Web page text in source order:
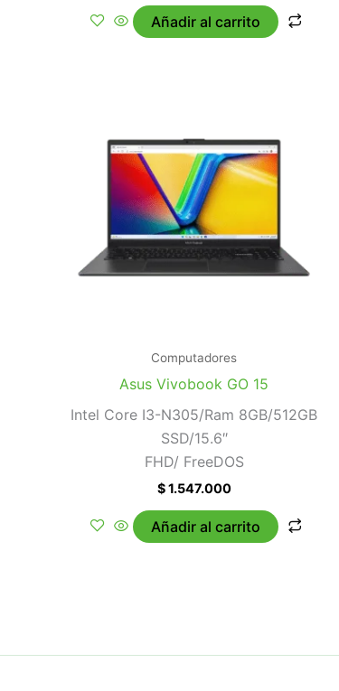
Añadir al carrito
Computadores
Asus Vivobook GO 15
Intel Core I3-N305/Ram 8GB/512GB
SSD/15.6″
FHD/ FreeDOS
$1.547.000
Añadir al carrito